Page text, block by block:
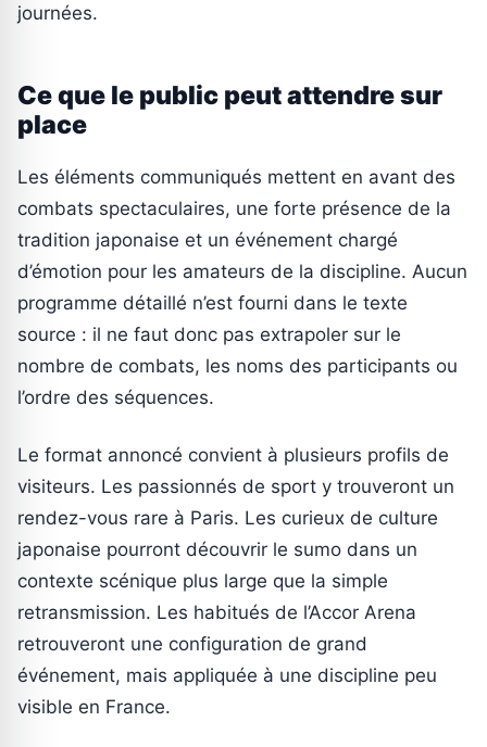
journées.
Ce que le public peut attendre sur
place
Les éléments communiqués mettent en avant des
combats spectaculaires, une forte présence de la
tradition japonaise et un événement chargé
d’émotion pour les amateurs de la discipline. Aucun
programme détaillé n’est fourni dans le texte
source : il ne faut donc pas extrapoler sur le
nombre de combats, les noms des participants ou
l’ordre des séquences.
Le format annoncé convient à plusieurs profils de
visiteurs. Les passionnés de sport y trouveront un
rendez-vous rare à Paris. Les curieux de culture
japonaise pourront découvrir le sumo dans un
contexte scénique plus large que la simple
retransmission. Les habitués de l’Accor Arena
retrouveront une configuration de grand
événement, mais appliquée à une discipline peu
visible en France.